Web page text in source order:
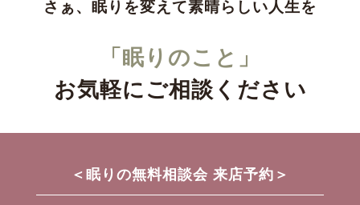
さぁ、眠りを変えて素晴らしい人生を
「眠りのこと」
お気軽にご相談ください
＜眠りの無料相談会 来店予約＞